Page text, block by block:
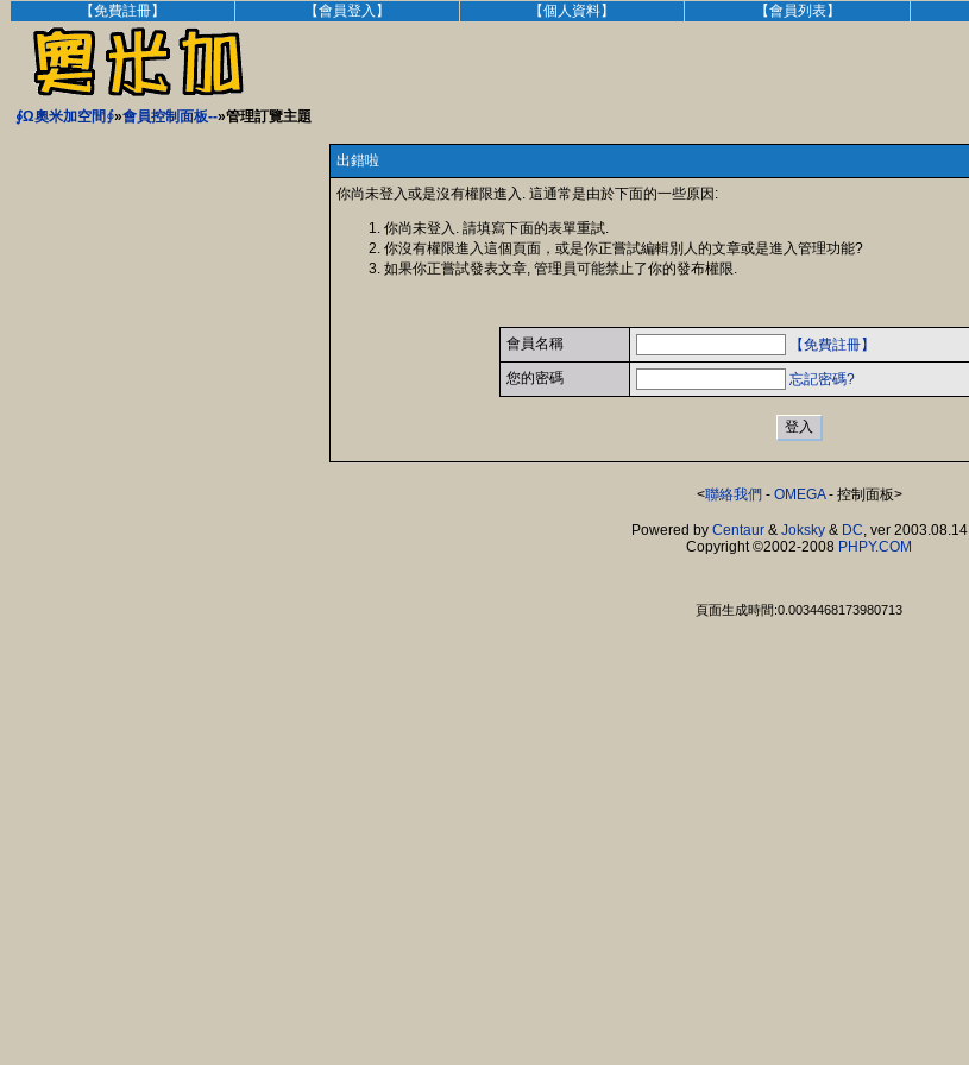
【免費註冊】 【會員登入】 【個人資料】 【會員列表】
∮Ω奧米加空間∮»會員控制面板--»管理訂覽主題
出錯啦
你尚未登入或是沒有權限進入. 這通常是由於下面的一些原因:
你尚未登入. 請填寫下面的表單重試.
你沒有權限進入這個頁面，或是你正嘗試編輯別人的文章或是進入管理功能?
如果你正嘗試發表文章, 管理員可能禁止了你的發布權限.
會員名稱
【免費註冊】
您的密碼
忘記密碼?
<聯絡我們 - OMEGA- 控制面板>
Powered by Centaur& Joksky& DC, ver 2003.08.14
Copyright ©2002-2008 PHPY.COM
頁面生成時間:0.0034468173980713